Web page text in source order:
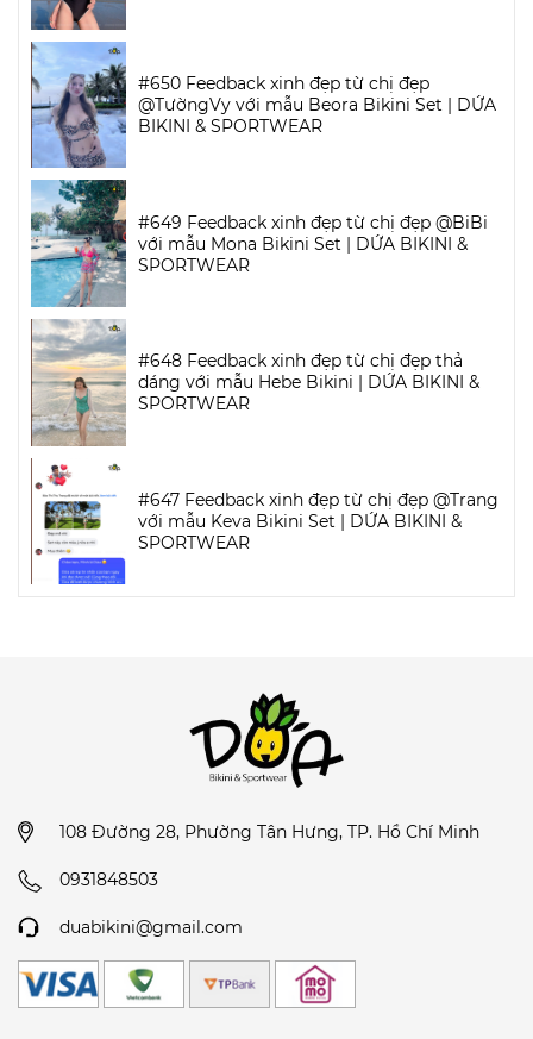
#650 Feedback xinh đẹp từ chị đẹp
@TườngVy với mẫu Beora Bikini Set | DỨA
BIKINI & SPORTWEAR
#649 Feedback xinh đẹp từ chị đẹp @BiBi
với mẫu Mona Bikini Set | DỨA BIKINI &
SPORTWEAR
#648 Feedback xinh đẹp từ chị đẹp thả
dáng với mẫu Hebe Bikini | DỨA BIKINI &
SPORTWEAR
#647 Feedback xinh đẹp từ chị đẹp @Trang
với mẫu Keva Bikini Set | DỨA BIKINI &
SPORTWEAR
108 Đường 28, Phường Tân Hưng, TP. Hồ Chí Minh
0931848503
duabikini@gmail.com